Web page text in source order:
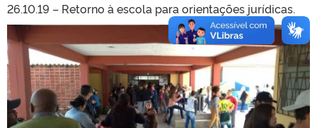
26.10.19 – Retorno à escola para orientações jurídicas.